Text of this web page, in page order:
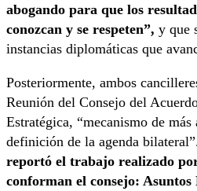
abogando para que los
conozcan y se respeten”, y que
instancias diplomáticas que
Posteriormente, ambos
Reunión del Consejo del
Estratégica, “mecanismo de
definición de la agenda
reportó el trabajo realizado
conforman el consejo: